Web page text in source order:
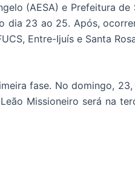
(AESA) e Prefeitura
23 ao 25. Após,
Entre-Ijuís e Santa
fase. No domingo,
Missioneiro será na